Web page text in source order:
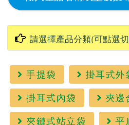
手提袋
掛耳式外
掛耳式內袋
夾邊
夾鏈式站立袋
平